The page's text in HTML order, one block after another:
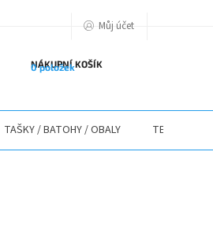
O NÁS
Můj účet
NÁKUPNÍ KOŠÍK
0 položek
TAŠKY / BATOHY / OBALY TEXTIL